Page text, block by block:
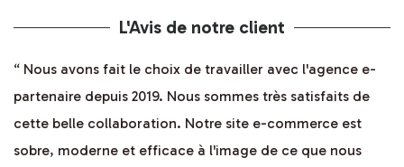
L'Avis de notre client
“ Nous avons fait le choix de travailler avec l'agence e-
partenaire depuis 2019. Nous sommes très satisfaits de
cette belle collaboration. Notre site e-commerce est
sobre, moderne et efficace à l'image de ce que nous